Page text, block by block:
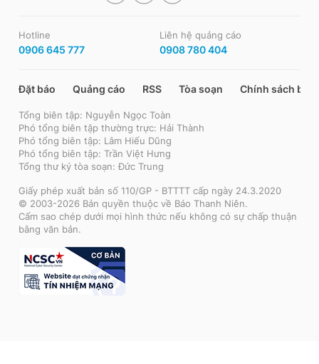
Hotline
0906 645 777
Liên hệ quảng cáo
0908 780 404
Đặt báo Quảng cáo RSS Tòa soạn Chính sách bảo
Tổng biên tập: Nguyễn Ngọc Toàn
Phó tổng biên tập thường trực: Hải Thành
Phó tổng biên tập: Lâm Hiếu Dũng
Phó tổng biên tập: Trần Việt Hưng
Tổng thư ký tòa soạn: Đức Trung
Giấy phép xuất bản số 110/GP - BTTTT cấp ngày 24.3.2020
© 2003-2026 Bản quyền thuộc về Báo Thanh Niên.
Cấm sao chép dưới mọi hình thức nếu không có sự chấp thuận
bằng văn bản.